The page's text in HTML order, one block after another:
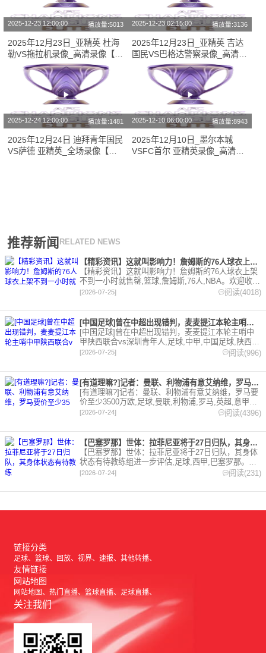
2025-12-23 12:00:00 播放量:5013
2025年12月23日_亚精英 杜海
勒VS拖拉机录像_高清录像【全
场回放】
2025-12-23 02:15:00 播放量:3136
2025年12月23日_亚精英 吉达
国民VS巴格达警察录像_高清录
像【全场回放】
2025-12-24 12:00:00 播放量:1481
2025年12月24日 迪拜青年国民
VS萨德 亚精英_全场录像【全
2025-12-10 06:00:00 播放量:8943
2025年12月10日_墨尔本城
VSFC首尔 亚精英录像_高清录
推荐新闻 RELATED NEWS
【精彩资讯】这就叫影响力！詹姆斯的76人球衣上架不到一小时就
【精彩资讯】这就叫影响力！詹姆斯的76人球衣上架
不到一小时就售罄,篮球,詹姆斯,76人,NBA。欢迎收藏
本站，24小时为你更新最新的足球，篮球体育资讯。
[2026-07-25] 阅读(4018)
[中国足球]曾在中超出现错判，麦麦提江本轮主哨中甲陕西联合v
[中国足球]曾在中超出现错判，麦麦提江本轮主哨中
甲陕西联合vs深圳青年人,足球,中甲,中国足球,陕西联
合,深圳青年人,中超。欢迎收藏本站，24小时为你更
[2026-07-25] 阅读(996)
[有道理嘛?]记者：曼联、利物浦有意艾纳维，罗马要价至少35
[有道理嘛?]记者：曼联、利物浦有意艾纳维，罗马要
价至少3500万欧,足球,曼联,利物浦,罗马,英超,意甲。
欢迎收藏本站，24小时为你更新最新的足球，篮球体
[2026-07-24] 阅读(4396)
【巴塞罗那】世体：拉菲尼亚将于27日归队，其身体状态有待教练
【巴塞罗那】世体：拉菲尼亚将于27日归队，其身体
状态有待教练组进一步评估,足球,西甲,巴塞罗那。欢
迎收藏本站，24小时为你更新最新的足球，篮球体育
[2026-07-24] 阅读(231)
链接分类
足球 篮球 回放 视界 速报 其他转播
友情链接
网站地图
网站地图 热门直播 篮球直播 足球直播
关注我们